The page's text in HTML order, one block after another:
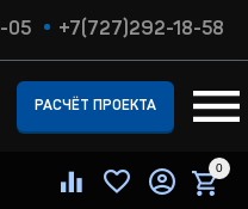
05 +7(727)292-18-58
РАСЧЁТ ПРОЕКТА
0